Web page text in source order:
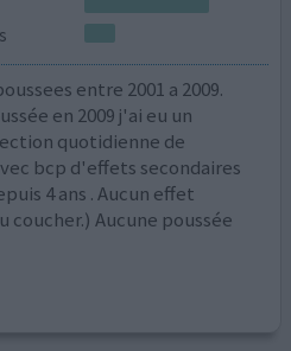
entre 2001 a 2009.
en 2009 j'ai eu un
quotidienne de
bcp d'effets secondaires
4 ans . Aucun effet
coucher.) Aucune poussée